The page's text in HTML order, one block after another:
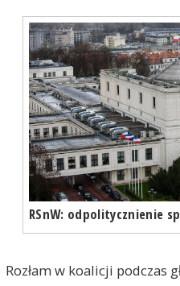
RSnW: odpolitycznienie
Rozłam w koalicji podczas